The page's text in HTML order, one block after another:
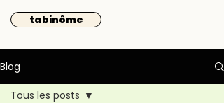
tabinôme
Blog
Tous les posts